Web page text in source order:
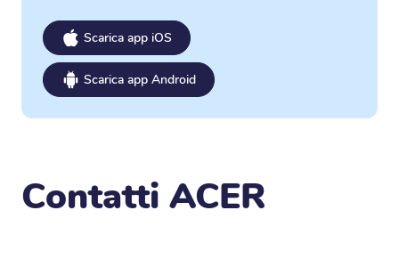
Scarica app iOS
Scarica app Android
Contatti ACER